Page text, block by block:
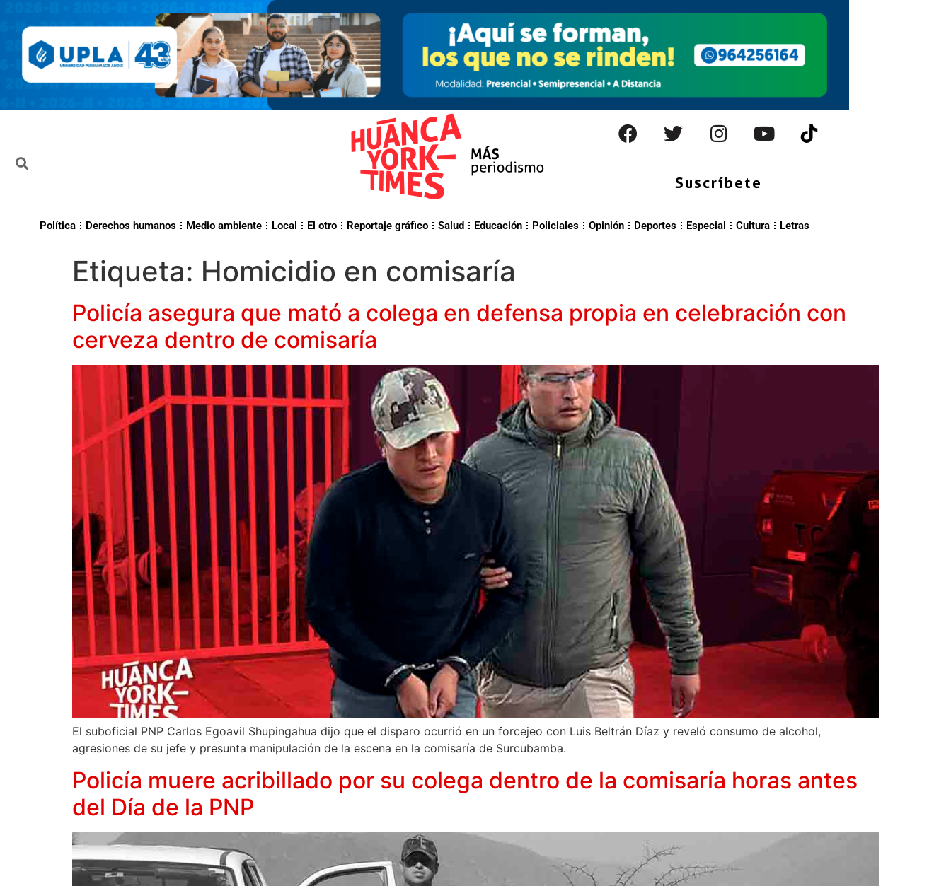
Suscríbete
Política Derechos humanos Medio ambiente Local El otro Reportaje gráfico Salud Educación Policiales Opinión Deportes Especial Cultura Letras
Etiqueta: Homicidio en comisaría
Policía asegura que mató a colega en defensa propia en celebración con
cerveza dentro de comisaría
El suboficial PNP Carlos Egoavil Shupingahua dijo que el disparo ocurrió en un forcejeo con Luis Beltrán Díaz y reveló consumo de alcohol,
agresiones de su jefe y presunta manipulación de la escena en la comisaría de Surcubamba.
Policía muere acribillado por su colega dentro de la comisaría horas antes
del Día de la PNP